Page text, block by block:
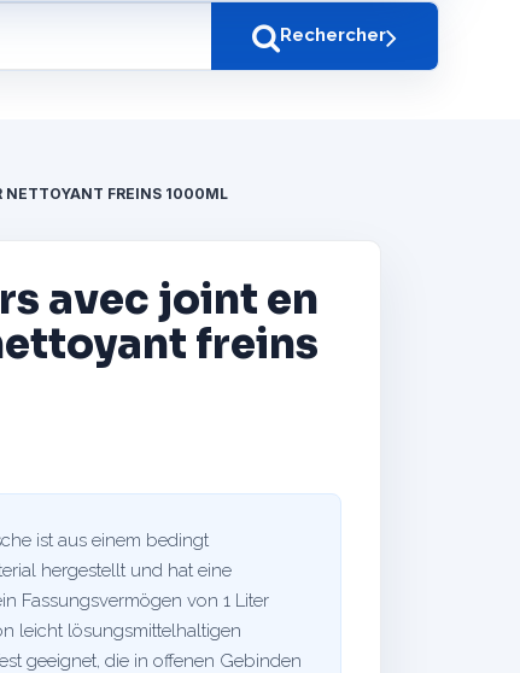
Rechercher
NETTOYANT FREINS 1000ML
avec joint en
freins
ist aus einem bedingt
hergestellt und hat eine
Fassungsvermögen von 1 Liter
leicht lösungsmittelhaltigen
geeignet, die in offenen Gebinden